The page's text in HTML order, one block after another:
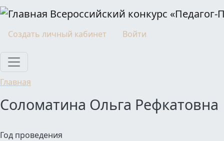
Перейти к основному содержанию
Всероссийский конкурс «Педагог-
Моя учетная запись
Создать личный кабинет Войти
Главная
Соломатина Ольга Рефкатовна
Год проведения